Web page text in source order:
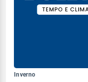
Inverno